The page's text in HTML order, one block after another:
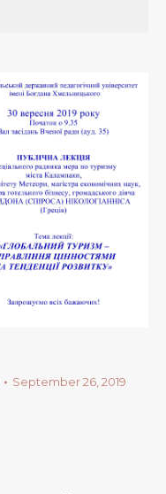
September 26, 2019